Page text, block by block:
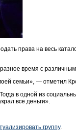
права на весь
время с
семьи», — отметил
в одной из
все деньги».
группу.